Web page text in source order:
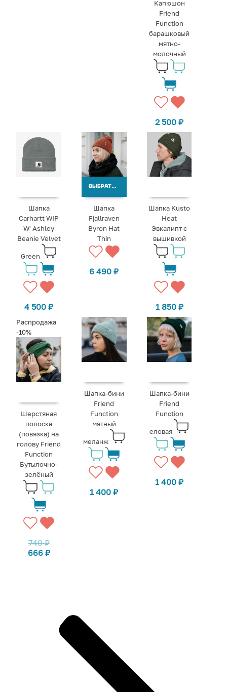
Капюшон
Friend
Function
барашковый
мятно-
молочный
2 500₽
Шапка
Carhartt WIP
W' Ashley
Beanie Velvet
Green
4 500₽
ВЫБРАТЬ ВАРИАНТЫ
Шапка
Fjallraven
Byron Hat
Thin
6 490₽
Шапка Kusto
Heat
Эвкалипт с
вышивкой
1 850 ₽
Распродажа
-10%
Шерстяная
полоска
(повязка) на
голову Friend
Function
Бутылочно-
зелёный
740₽
666 ₽
Шапка-бини
Friend
Function
мятный
меланж
1 400₽
Шапка-бини
Friend
Function
еловая
1 400₽